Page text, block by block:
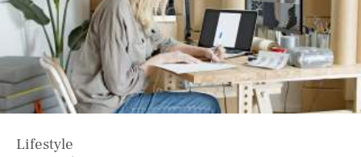
Lifestyle